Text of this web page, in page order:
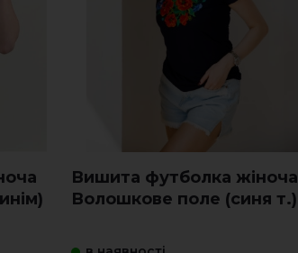
Вишита футболка жіноча
Волошкове поле (синя т.)